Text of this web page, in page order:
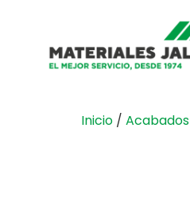
Inicio / Acabados